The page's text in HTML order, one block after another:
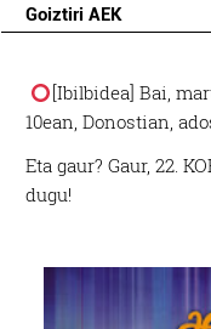
Goiztiri AEK
[Ibilbidea] Bai,
10ean, Donostian,
Eta gaur? Gaur, 22.
dugu!